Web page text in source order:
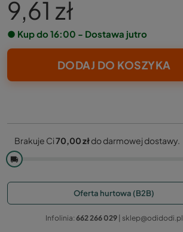
9,61 zł
● Kup do 16:00 - Dostawa jutro
DODAJ DO KOSZYKA
Brakuje Ci70,00 złdo darmowej dostawy.
🚚
Oferta hurtowa (B2B)
Infolinia: 662 266 029| sklep@odidodi.pl